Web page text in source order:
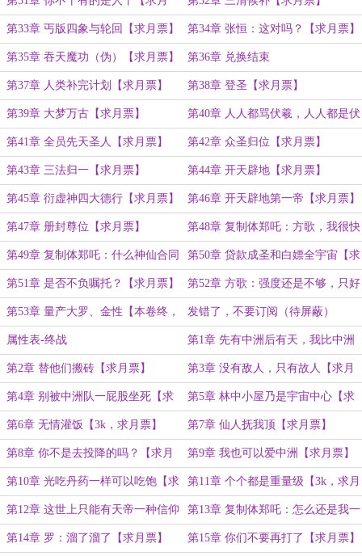
票】
第33章 丐版四象与轮回【求月票】 第34章 张恒：这对吗？【求月票】
第35章 吞天魔功（伪）【求月票】 第36章 兑换结束
第37章 人类补完计划【求月票】 第38章 登圣【求月票】
第39章 大梦万古【求月票】 第40章 人人都骂伏羲，人人都是伏
羲【求月票】
第41章 全员先天圣人【求月票】 第42章 众圣归位【求月票】
第43章 三法归一【求月票】 第44章 开天辟地【求月票】
第45章 衍虚神四大德行【求月票】 第46章 开天辟地第一帝【求月票】
第47章 册封尊位【求月票】 第48章 复制体郑吒：方歌，我很快
要追上你了【求月票，补更】
第49章 复制体郑吒：什么神仙合同
【补更，求月票】
第50章 贷款成圣和白嫖全宇宙【求
月票】
第51章 是否不负嘱托？【求月票】 第52章 方歌：强度还是不够，只好
继续膨胀【求月票】
第53章 量产大罗、金性【本卷终，
求月票】
发错了，不要订阅（待屏蔽）
属性表-终战 第1章 先有中洲后有天，我比中洲
早三百年【求月票】
第2章 替他们搬砖【求月票】 第3章 没有敌人，只有故人【求月
票】
第4章 别被中洲队一屁股坐死【求
月票】
第5章 林中小屋乃是宇宙中心【求
月票】
第6章 无情灌饭【3k，求月票】 第7章 仙人抚我顶【求月票】
第8章 你不是去投降的吗？【求月
票】
第9章 我也可以爱中洲【求月票】
第10章 光吃丹药一样可以吃饱【求
月票】
第11章 个个都是重量级【3k，求月
票】
第12章 这世上只能有天帝一种信仰
【求月票】
第13章 复制体郑吒：怎么还是我一
个人？【求月票】
第14章 罗：溜了溜了【求月票】 第15章 你们不要再打了【求月票】